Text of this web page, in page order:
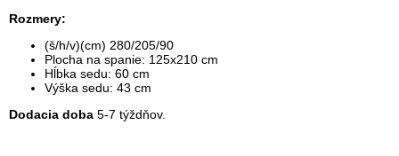
Rozmery:
(š/h/v)(cm) 280/205/90
Plocha na spanie: 125x210 cm
Hĺbka sedu: 60 cm
Výška sedu: 43 cm
Dodacia doba 5-7 týždňov.